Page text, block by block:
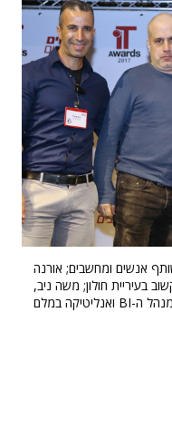
אנשים ומחשבים; אורנה
בעיריית חולון; משה ניב,
מנהל הפרויקטים בעיריית חולון; ויניב מאיר, מנהל ה-BI ואנליטיקה במלם